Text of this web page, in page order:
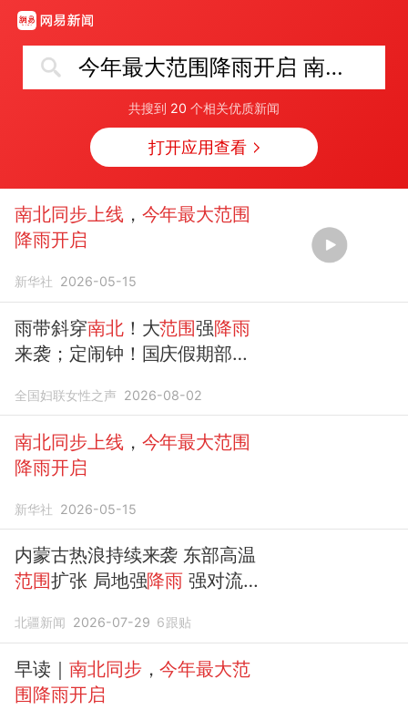
今年最大范围降雨开启 南北同步上线
共搜到 20 个相关优质新闻
打开应用查看
南北同步上线 ， 今年最大范围
降雨开启
新华社 2026-05-15
雨带斜穿南北！大范围强降雨
来袭；定闹钟！国庆假期部分
命！地震预警 上线新功能；夏
季常喝3种水｜明天要知道
全国妇联女性之声 2026-08-02
南北同步上线 ， 今年最大范围
降雨开启
新华社 2026-05-15
内蒙古热浪持续来袭 东部高温
范围扩张 局地强降雨 强对流
北疆新闻 2026-07-29 6跟贴
早读｜南北同步，今年最大范
围降雨开启